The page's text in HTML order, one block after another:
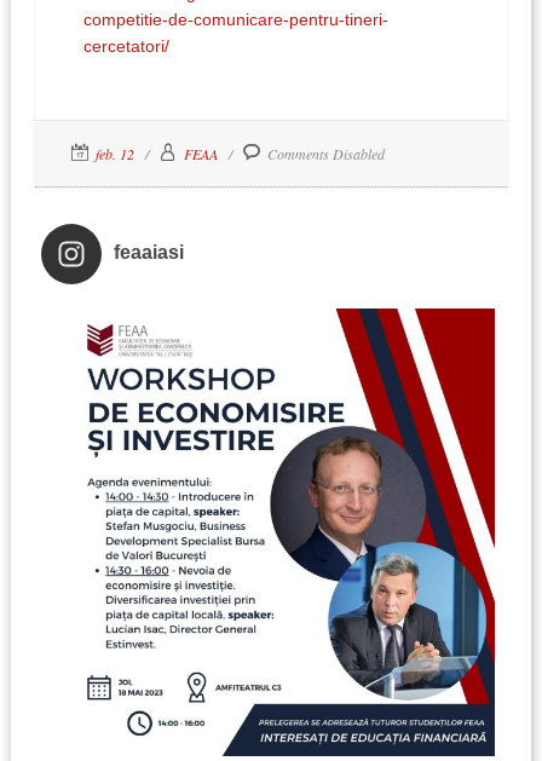
competitie-de-comunicare-pentru-tineri-
cercetatori/
feb. 12 FEAA Comments Disabled
feaaiasi